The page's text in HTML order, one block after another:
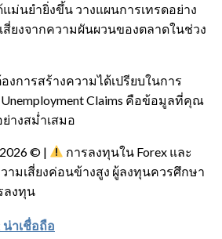
ม่นยำยิ่งขึ้น วางแผนการเทรดอย่าง
สี่ยงจากความผันผวนของตลาดในช่วง
การสร้างความได้เปรียบในการ
Claims คือข้อมูลที่คุณ
างสม่ำเสมอ
© |
การลงทุนใน Forex และ
มเสี่ยงค่อนข้างสูง ผู้ลงทุนควรศึกษา
ลงทุน
น่าเชื่อถือ